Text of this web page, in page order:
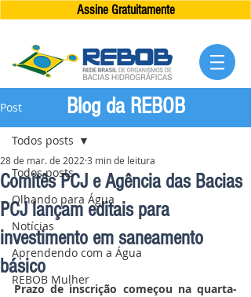
Assine Gratuitamente
Post
Todos posts
Olhando para Água
Notícias
Aprendendo com a Água
REBOB Mulher
Todos posts
Comitês PCJ e Agência das Bacias
PCJ lançam editais para
investimento em saneamento
básico
28 de mar. de 2022 3 min de leitura
Prazo de inscrição começou na quarta-
Blog da REBOB